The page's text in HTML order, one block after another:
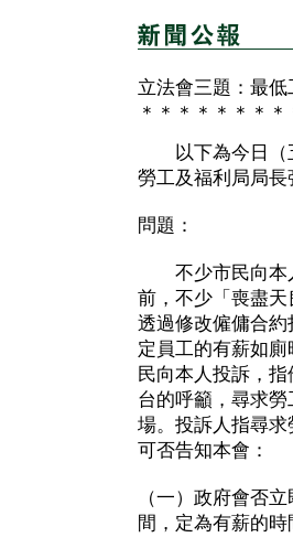
立法會三題：最低
＊＊＊＊＊＊＊＊
以下為今日（五
勞工及福利局局長
問題：
不少市民向本人
前，不少「喪盡
透過修改僱傭合
定員工的有薪如
民向本人投訴，
台的呼籲，尋求
場。投訴人指尋
可否告知本會：
（一）政府會否
間，定為有薪的